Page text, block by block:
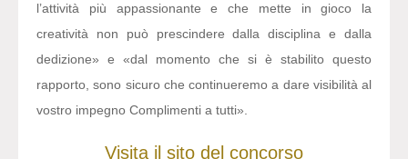
l’attività più appassionante e che mette in gioco la
creatività non può prescindere dalla disciplina e dalla
dedizione» e «dal momento che si è stabilito questo
rapporto, sono sicuro che continueremo a dare visibilità al
vostro impegno Complimenti a tutti».
Visita il sito del concorso